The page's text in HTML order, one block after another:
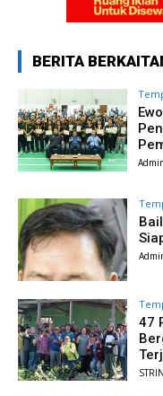
BERITA
47